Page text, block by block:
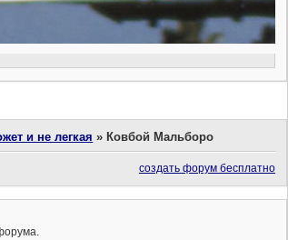
и не легкая » Ковбой Мальборо
создать форум бесплатно